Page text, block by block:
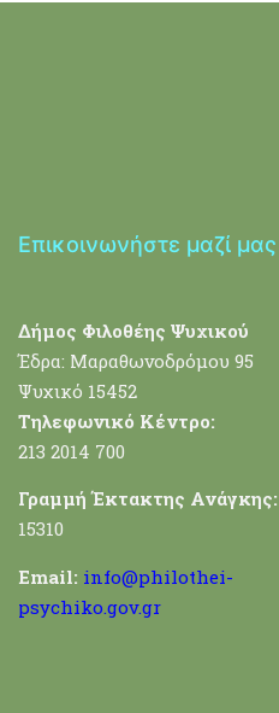
Επικοινωνήστε μαζί μας
Δήμος Φιλοθέης Ψυχικού
Έδρα: Μαραθωνοδρόμου 95
Ψυχικό 15452
Τηλεφωνικό Κέντρο:
213 2014 700
Γραμμή Έκτακτης Ανάγκης:
15310
Email: info@philothei-
psychiko.gov.gr